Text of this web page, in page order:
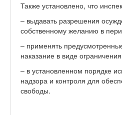
Также установлено, что
– выдавать разрешения
собственному желанию в
– применять
наказание в виде
– в установленном порядке
надзора и контроля для
свободы.